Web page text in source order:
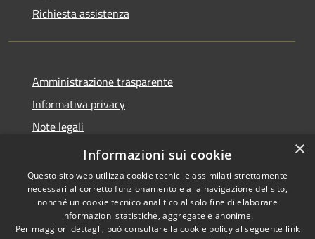
Richiesta assistenza
Amministrazione trasparente
Informativa privacy
Note legali
Dichiarazione di accessibilità
Copyright © 2026 • Comune di
×
Informazioni sui cookie
Questo sito web utilizza cookie tecnici e assimilati strettamente
necessari al corretto funzionamento e alla navigazione del sito,
nonché un cookie tecnico analitico al solo fine di elaborare
informazioni statistiche, aggregate e anonime.
Per maggiori dettagli, può consultare la cookie policy al seguente link